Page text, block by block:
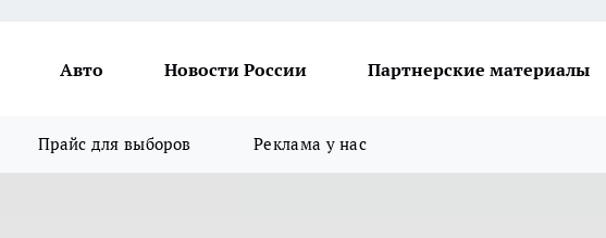
Авто Новости России Партнерские материалы
Прайс для выборов Реклама у нас